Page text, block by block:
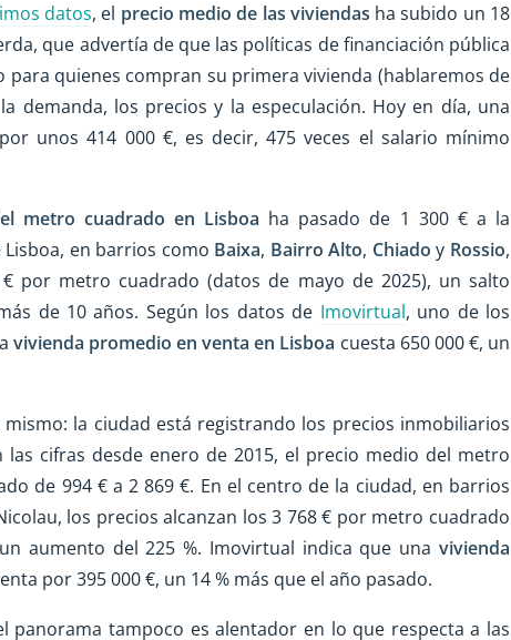
datos, el precio medio de las viviendas ha subido un 18
que advertía de que las políticas de financiación pública
para quienes compran su primera vivienda (hablaremos de
demanda, los precios y la especulación. Hoy en día, una
unos 414 000 €, es decir, 475 veces el salario mínimo
metro cuadrado en Lisboa ha pasado de 1 300 € a la
en barrios como Baixa, Bairro Alto, Chiado y Rossio,
por metro cuadrado (datos de mayo de 2025), un salto
de 10 años. Según los datos de Imovirtual, uno de los
vivienda promedio en venta en Lisboa cuesta 650 000 €, un
la ciudad está registrando los precios inmobiliarios
cifras desde enero de 2015, el precio medio del metro
de 994 € a 2 869 €. En el centro de la ciudad, en barrios
los precios alcanzan los 3 768 € por metro cuadrado
aumento del 225 %. Imovirtual indica que una vivienda
por 395 000 €, un 14 % más que el año pasado.
panorama tampoco es alentador en lo que respecta a las